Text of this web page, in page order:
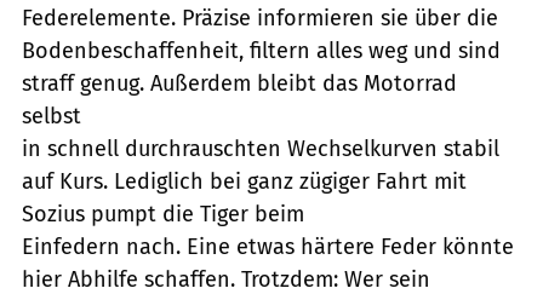
Federelemente. Präzise informieren sie über die
Bodenbeschaffenheit, filtern alles weg und sind
straff genug. Außerdem bleibt das Motorrad
selbst
in schnell durchrauschten Wechselkurven stabil
auf Kurs. Lediglich bei ganz zügiger Fahrt mit
Sozius pumpt die Tiger beim
Einfedern nach. Eine etwas härtere Feder könnte
hier Abhilfe schaffen. Trotzdem: Wer sein